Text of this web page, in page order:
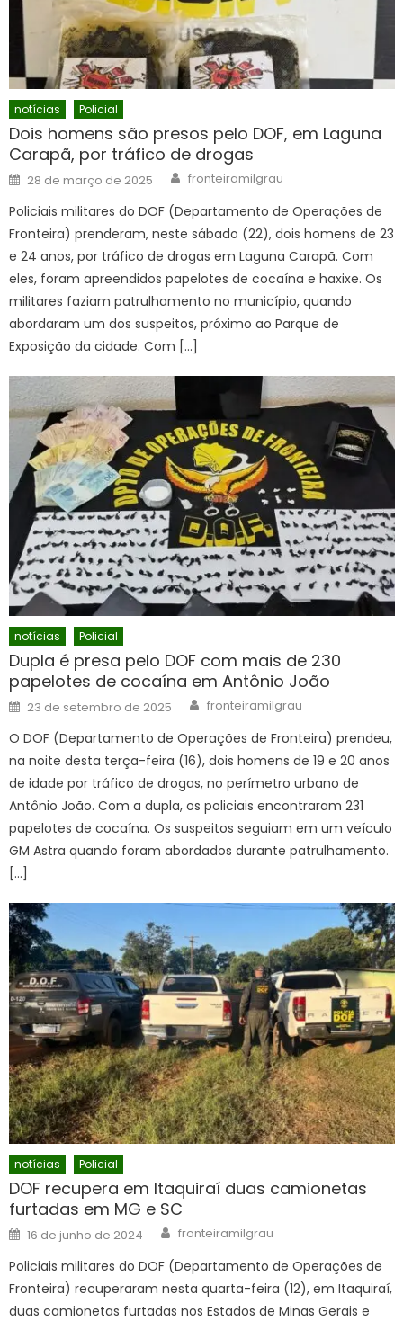
notícias Policial
Dois homens são presos pelo DOF, em Laguna
Carapã, por tráfico de drogas
Posted
on
28 de março de 2025 Author
fronteiramilgrau
Policiais militares do DOF (Departamento de Operações de
Fronteira) prenderam, neste sábado (22), dois homens de 23
e 24 anos, por tráfico de drogas em Laguna Carapã. Com
eles, foram apreendidos papelotes de cocaína e haxixe. Os
militares faziam patrulhamento no município, quando
abordaram um dos suspeitos, próximo ao Parque de
Exposição da cidade. Com […]
notícias Policial
Dupla é presa pelo DOF com mais de 230
papelotes de cocaína em Antônio João
Posted
on
23 de setembro de 2025 Author
fronteiramilgrau
O DOF (Departamento de Operações de Fronteira) prendeu,
na noite desta terça-feira (16), dois homens de 19 e 20 anos
de idade por tráfico de drogas, no perímetro urbano de
Antônio João. Com a dupla, os policiais encontraram 231
papelotes de cocaína. Os suspeitos seguiam em um veículo
GM Astra quando foram abordados durante patrulhamento.
[…]
notícias Policial
DOF recupera em Itaquiraí duas camionetas
furtadas em MG e SC
Posted
on
16 de junho de 2024 Author
fronteiramilgrau
Policiais militares do DOF (Departamento de Operações de
Fronteira) recuperaram nesta quarta-feira (12), em Itaquiraí,
duas camionetas furtadas nos Estados de Minas Gerais e